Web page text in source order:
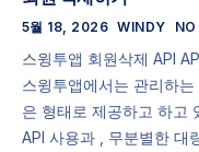
5월 18, 2026 WINDY
스윙투앱 회원삭제 API
스윙투앱에서는 관리하
은 형태로 제공하고 하고
API 사용과 , 무분별한 대